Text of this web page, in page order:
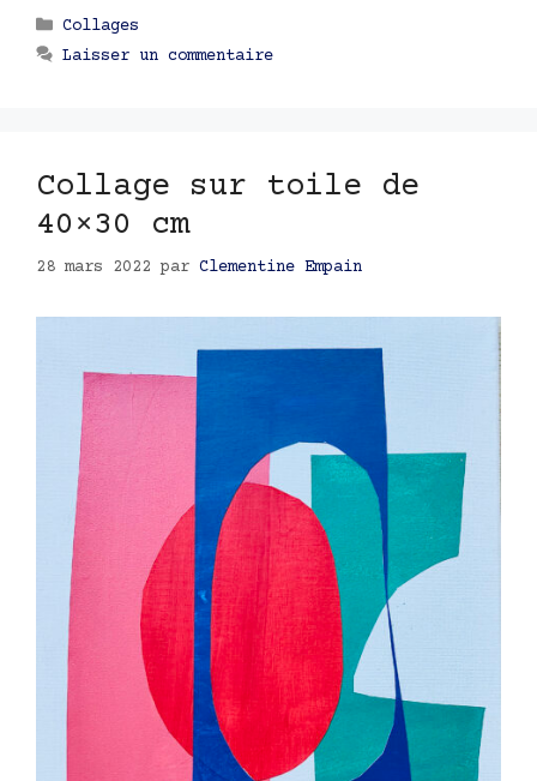
Catégories
Collages
Laisser un commentaire
Collage sur toile de
40×30 cm
28 mars 2022 par Clementine Empain